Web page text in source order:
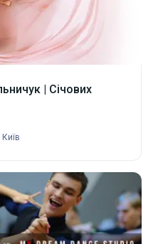
| Січових